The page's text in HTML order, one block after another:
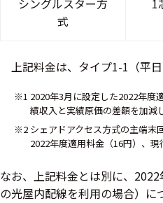
シングルスター方
式
1
上記料金は、タイプ1-1（平
※1 2020年3月に設定した2022年度
績収入と実績原価の差額を加減
※2 シェアドアクセス方式の主端末
2022年度適用料金（16円）、現
なお、上記料金とは別に、
の光屋内配線を利用の場合）に